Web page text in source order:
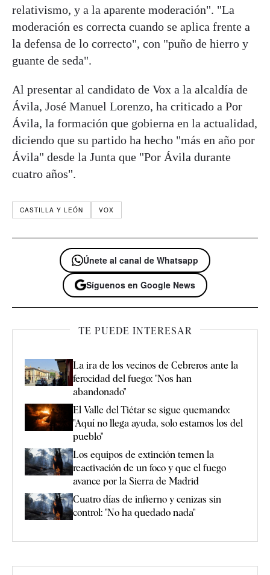
relativismo, y a la aparente moderación". "La
moderación es correcta cuando se aplica frente a
la defensa de lo correcto", con "puño de hierro y
guante de seda".
Al presentar al candidato de Vox a la alcaldía de
Ávila, José Manuel Lorenzo, ha criticado a Por
Ávila, la formación que gobierna en la actualidad,
diciendo que su partido ha hecho "más en año por
Ávila" desde la Junta que "Por Ávila durante
cuatro años".
CASTILLA Y LEÓN VOX
Únete al canal de Whatsapp
Síguenos en Google News
TE PUEDE INTERESAR
La ira de los vecinos de Cebreros ante la
ferocidad del fuego: "Nos han
abandonado"
El Valle del Tiétar se sigue quemando:
"Aquí no llega ayuda, solo estamos los del
pueblo"
Los equipos de extinción temen la
reactivación de un foco y que el fuego
avance por la Sierra de Madrid
Cuatro días de infierno y cenizas sin
control: "No ha quedado nada"